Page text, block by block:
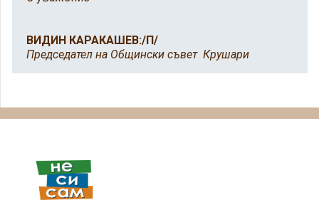
ВИДИН КАРАКАШЕВ:/П/
Председател на Общински съвет Крушари